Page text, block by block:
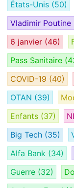
États-Unis (50)
Vladimir Poutine
6 janvier (46)
Pass Sanitaire
COVID-19 (40)
OTAN (39)
Enfants (37)
Big Tech (35)
Alfa Bank (34)
Guerre (32)